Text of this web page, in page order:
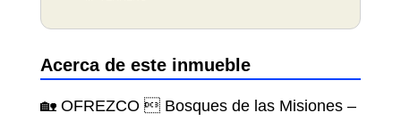
Acerca de este inmueble
🏡 OFREZCO  Bosques de las Misiones –